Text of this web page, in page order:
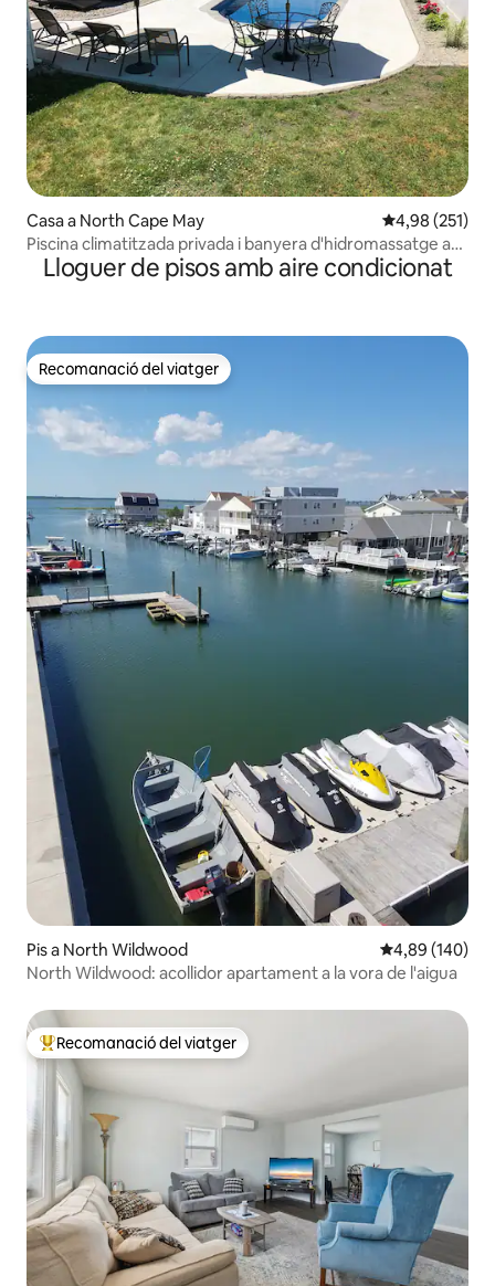
Casa a North Cape May 4,98 de
4,98 (251)
Piscina climatitzada privada i banyera d'hidromassatge a
Villa By the Bay
Lloguer de pisos amb aire condicionat
Recomanació del viatger
Recomanació del viatger
Pis a North Wildwood 4,89 de
4,89 (140)
North Wildwood: acollidor apartament a la vora de l'aigua
Principals recomanacions dels viatgers
Recomanació del viatger